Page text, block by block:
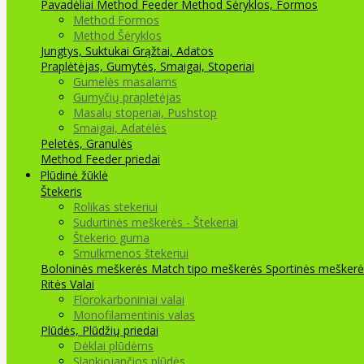
Pavadėliai Method Feeder Method Šėryklos, Formos
Method Formos
Method Šėryklos
Jungtys, Suktukai Grąžtai, Adatos
Praplėtėjas, Gumytės, Smaigai, Stoperiai
Gumelės masalams
Gumyčių prapletėjas
Masalų stoperiai, Pushstop
Smaigai, Adatėlės
Peletės, Granulės
Method Feeder priedai
Plūdinė žūklė
Štekeris
Rolikas stekeriui
Sudurtinės meškerės - Štekeriai
Štekerio guma
Smulkmenos štekeriui
Boloninės meškerės Match tipo meškerės Sportinės
Ritės Valai
Florokarboniniai valai
Monofilamentinis valas
Plūdės, Plūdžių priedai
Dėklai plūdėms
Slankiojančios plūdės